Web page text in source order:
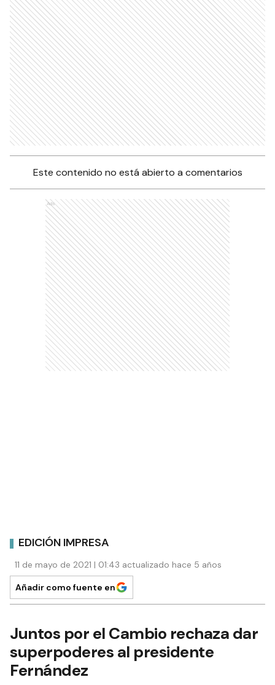
Este contenido no está abierto a comentarios
Ads
EDICIÓN IMPRESA
11 de mayo de 2021 | 01:43 actualizado hace 5 años
Añadir como fuente en
Juntos por el Cambio rechaza dar
superpoderes al presidente
Fernández